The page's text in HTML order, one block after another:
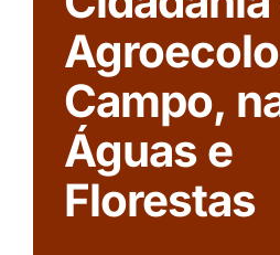
Ressources
Partenariats
Campo,
Águas e
Florestas